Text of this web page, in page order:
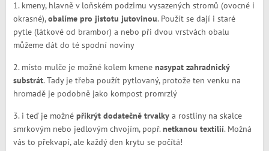
1. kmeny, hlavně v loňském podzimu vysazených stromů (ovocné i
okrasné),obalíme pro jistotu jutovinou. Použít se dají i staré
pytle (látkové od brambor) a nebo při dvou vrstvách obalu
můžeme dát do té spodní noviny
2. místo mulče je možné kolem kmenenasypat zahradnický
substrát. Tady je třeba použít pytlovaný, protože ten venku na
hromadě je podobně jako kompost promrzlý
3. i teď je možné přikrýt dodatečně trvalkya rostliny na skalce
smrkovým nebo jedlovým chvojím, popř.netkanou textilií. Možná
vás to překvapí, ale každý den krytu se počítá!